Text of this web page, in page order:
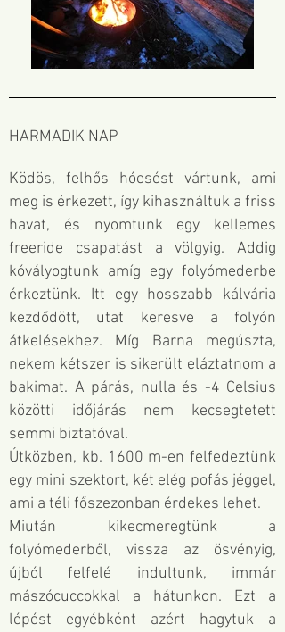
HARMADIK NAP
Ködös, felhős hóesést vártunk, ami
meg is érkezett, így kihasználtuk a friss
havat, és nyomtunk egy kellemes
freeride csapatást a völgyig. Addig
kóvályogtunk amíg egy folyómederbe
érkeztünk. Itt egy hosszabb kálvária
kezdődött, utat keresve a folyón
átkelésekhez. Míg Barna megúszta,
nekem kétszer is sikerült eláztatnom a
bakimat. A párás, nulla és -4 Celsius
közötti időjárás nem kecsegtetett
semmi biztatóval.
Útközben, kb. 1600 m-en felfedeztünk
egy mini szektort, két elég pofás jéggel,
ami a téli főszezonban érdekes lehet.
Miután kikecmeregtünk a
folyómederből, vissza az ösvényig,
újból felfelé indultunk, immár
mászócuccokkal a hátunkon. Ezt a
lépést egyébként azért hagytuk a